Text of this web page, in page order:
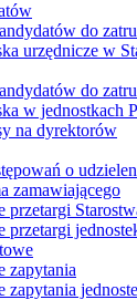
do
urzędnicze w
do
w jednostkach
na dyrektorów
o
zamawiającego
przetargi
przetargi
zapytania
zapytania